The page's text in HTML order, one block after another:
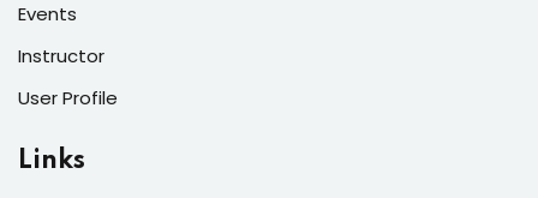
Events
Instructor
User Profile
Links